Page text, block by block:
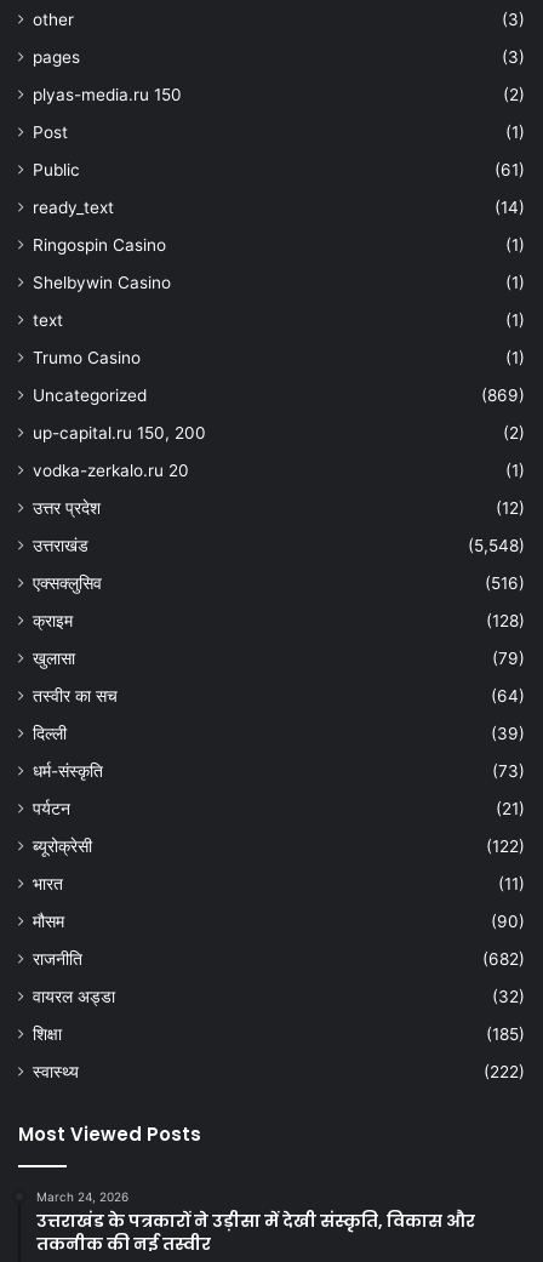
other
(3)
pages
(3)
plyas-media.ru 150
(2)
Post
(1)
Public
(61)
ready_text
(14)
Ringospin Casino
(1)
Shelbywin Casino
(1)
text
(1)
Trumo Casino
(1)
Uncategorized
(869)
up-capital.ru 150, 200
(2)
vodka-zerkalo.ru 20
(1)
उत्तर प्रदेश
(12)
उत्तराखंड
(5,548)
एक्सक्लुसिव
(516)
क्राइम
(128)
खुलासा
(79)
तस्वीर का सच
(64)
दिल्ली
(39)
धर्म-संस्कृति
(73)
पर्यटन
(21)
ब्यूरोक्रेसी
(122)
भारत
(11)
मौसम
(90)
राजनीति
(682)
वायरल अड्डा
(32)
शिक्षा
(185)
स्वास्थ्य
(222)
Most Viewed Posts
March 24, 2026
उत्तराखंड के पत्रकारों ने उड़ीसा में देखी संस्कृति, विकास और
तकनीक की नई तस्वीर